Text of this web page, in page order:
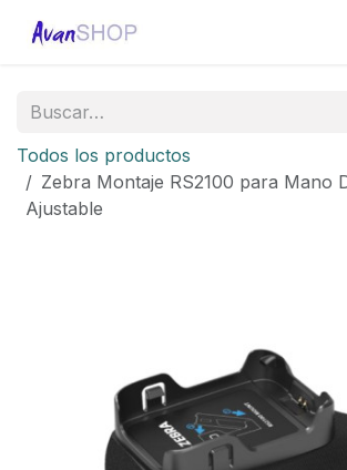
Todos los productos
Zebra Montaje RS2100 para Mano
Ajustable